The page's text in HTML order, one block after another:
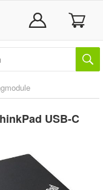
USB-C